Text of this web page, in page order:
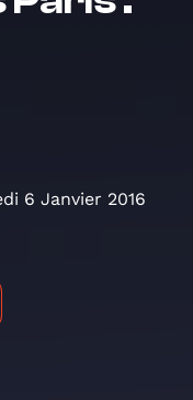
6 Janvier 2016